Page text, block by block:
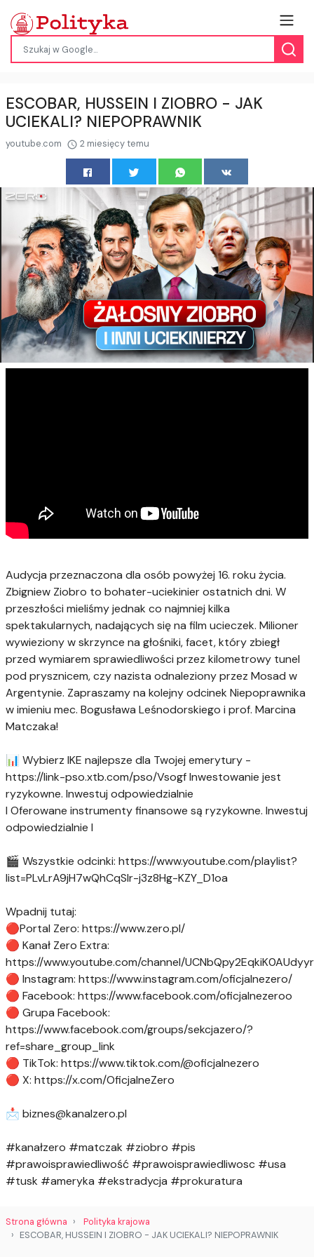
ESCOBAR, HUSSEIN I ZIOBRO - JAK
UCIEKALI? NIEPOPRAWNIK
youtube.com 2 miesięcy temu
Audycja przeznaczona dla osób powyżej 16. roku życia.
Zbigniew Ziobro to bohater-uciekinier ostatnich dni. W
przeszłości mieliśmy jednak co najmniej kilka
spektakularnych, nadających się na film ucieczek. Milioner
wywieziony w skrzynce na głośniki, facet, który zbiegł
przed wymiarem sprawiedliwości przez kilometrowy tunel
pod prysznicem, czy nazista odnaleziony przez Mosad w
Argentynie. Zapraszamy na kolejny odcinek Niepoprawnika
w imieniu mec. Bogusława Leśnodorskiego i prof. Marcina
Matczaka!
📊 Wybierz IKE najlepsze dla Twojej emerytury -
https://link-pso.xtb.com/pso/Vsogf Inwestowanie jest
ryzykowne. Inwestuj odpowiedzialnie
I Oferowane instrumenty finansowe są ryzykowne. Inwestuj
odpowiedzialnie I
🎬 Wszystkie odcinki: https://www.youtube.com/playlist?
list=PLvLrA9jH7wQhCqSlr-j3z8Hg-KZY_D1oa
Wpadnij tutaj:
🔴Portal Zero: https://www.zero.pl/
🔴 Kanał Zero Extra:
https://www.youtube.com/channel/
🔴 Instagram: https://www.instagram.com/oficjalnezero/
🔴 Facebook: https://www.facebook.com/oficjalnezeroo
🔴 Grupa Facebook:
https://www.facebook.com/groups/sekcjazero/?
ref=share_group_link
🔴 TikTok: https://www.tiktok.com/@oficjalnezero
🔴 X: https://x.com/OficjalneZero
📩 biznes@kanalzero.pl
#kanałzero #matczak #ziobro #pis
#prawoisprawiedliwość #prawoisprawiedliwosc #usa
#tusk #ameryka #ekstradycja #prokuratura
Strona główna
Polityka krajowa
ESCOBAR, HUSSEIN I ZIOBRO - JAK UCIEKALI? NIEPOPRAWNIK